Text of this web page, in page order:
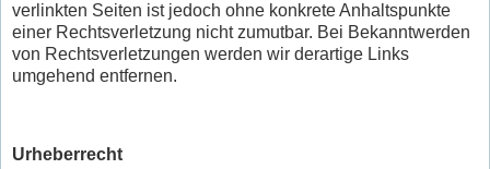
verlinkten Seiten ist jedoch ohne konkrete Anhaltspunkte
einer Rechtsverletzung nicht zumutbar. Bei Bekanntwerden
von Rechtsverletzungen werden wir derartige Links
umgehend entfernen.
Urheberrecht